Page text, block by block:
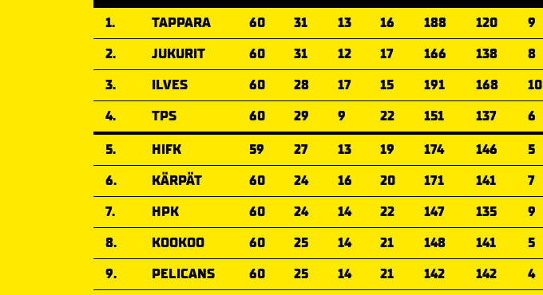
1.
TAPPARA 60 31 13 16 188 120 9
2.
JUKURIT 60 31 12 17 166 138 8
3.
ILVES 60 28 17 15 191 168 10
4.
TPS 60 29 9 22 151 137 6
5.
HIFK 59 27 13 19 174 146 5
6.
KÄRPÄT 60 24 16 20 171 141 7
7.
HPK 60 24 14 22 147 135 9
8.
KOOKOO 60 25 14 21 148 141 5
9.
PELICANS 60 25 14 21 142 142 4